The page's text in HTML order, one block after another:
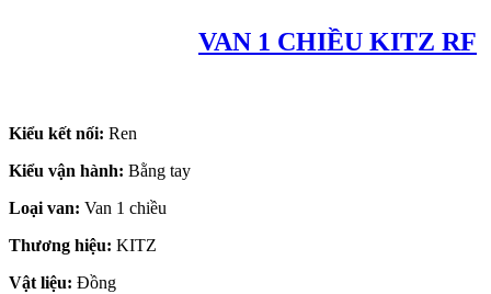
VAN 1 CHIỀU KITZ RF
Kiểu kết nối: Ren
Kiểu vận hành: Bằng tay
Loại van: Van 1 chiều
Thương hiệu: KITZ
Vật liệu: Đồng